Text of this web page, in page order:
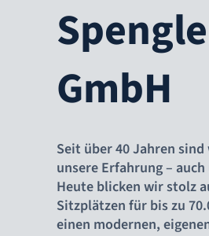
GmbH
Seit über 40 Jahren
unsere Erfahrung –
Heute blicken wir stolz
Sitzplätzen für bis zu
einen modernen,